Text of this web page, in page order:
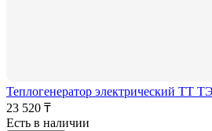
Теплогенератор электрический ТТ
23 520 ₸
Есть в наличии